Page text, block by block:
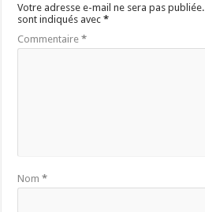
Votre adresse e-mail ne sera pas publiée.
sont indiqués avec*
Commentaire*
Nom*